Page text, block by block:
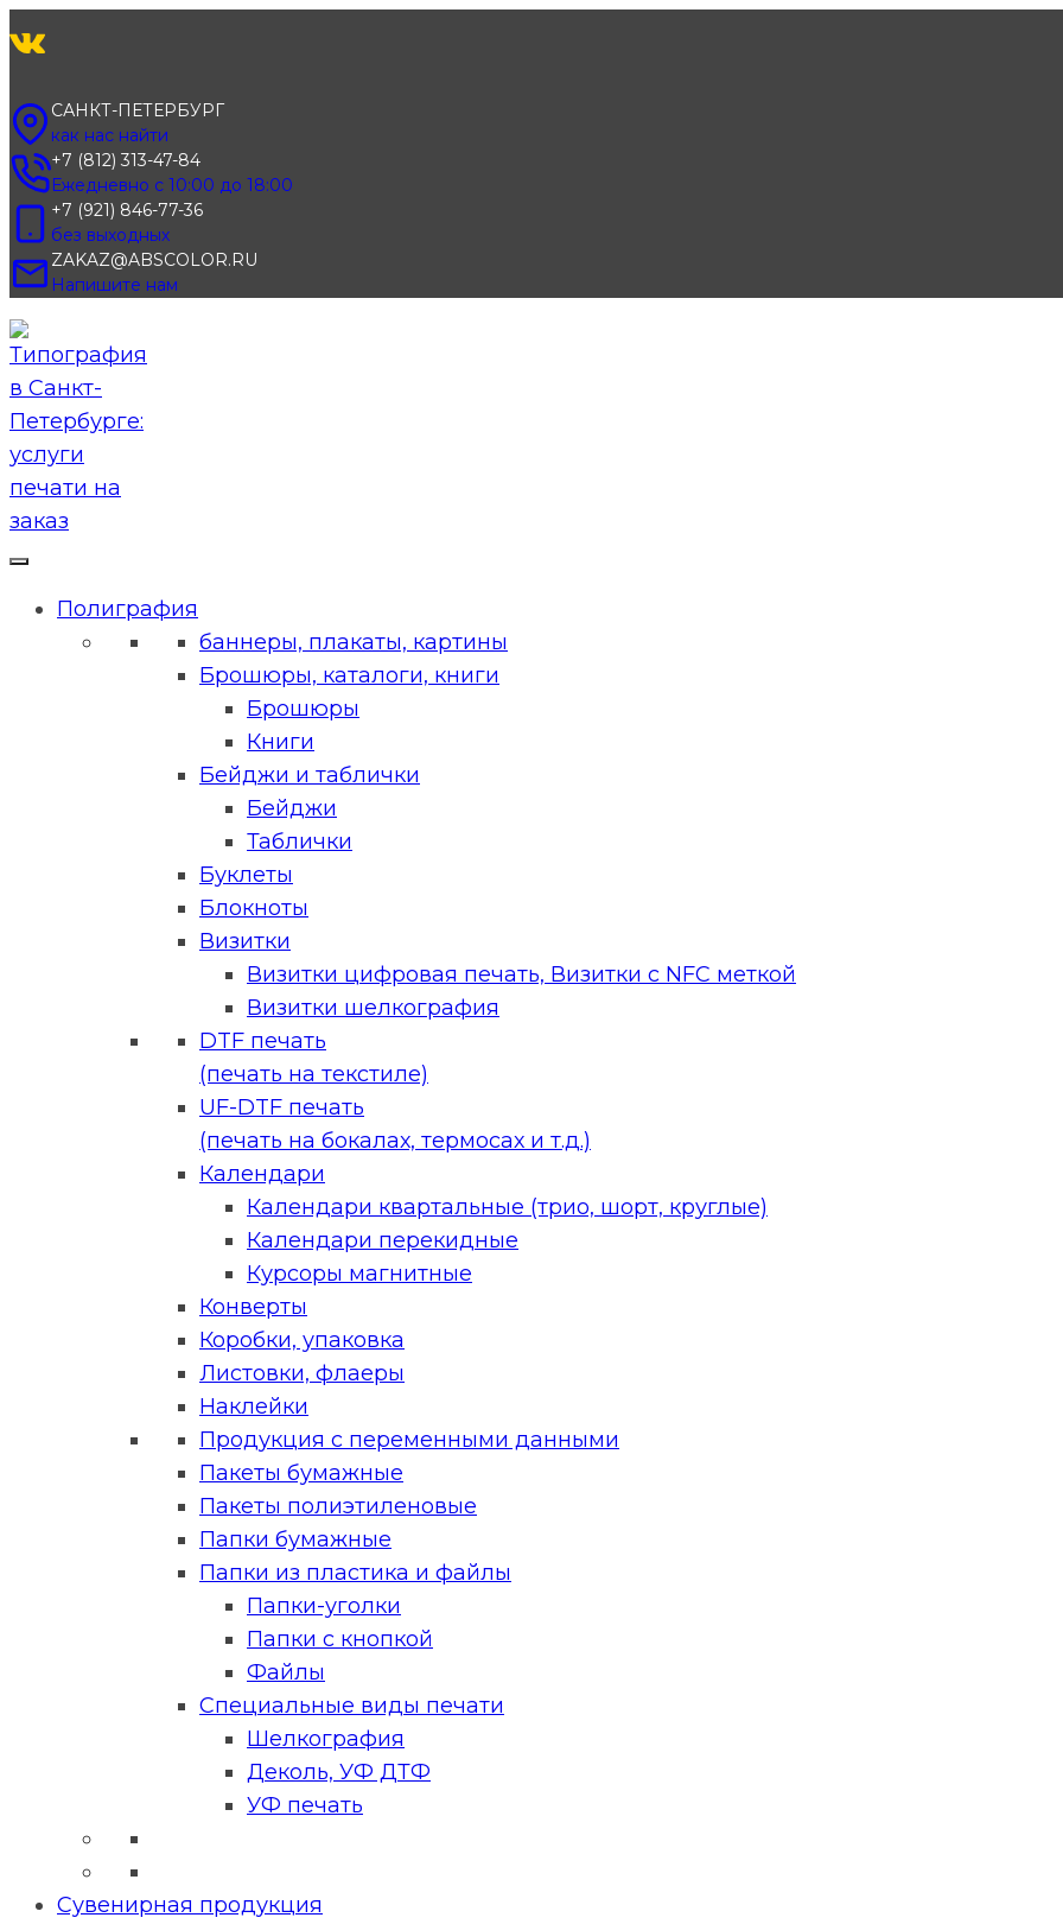
к
САНКТ-ПЕТЕРБУРГ
как нас найти
+7 (812) 313-47-84
Ежедневно с 10:00 до 18:00
+7 (921) 846-77-36
без выходных
ZAKAZ@ABSCOLOR.RU
Напишите нам
Полиграфия
баннеры, плакаты, картины
Брошюры, каталоги, книги
Брошюры
Книги
Бейджи и таблички
Бейджи
Таблички
Буклеты
Блокноты
Визитки
Визитки цифровая печать, Визитки с NFC меткой
Визитки шелкография
DTF печать
(печать на текстиле)
UF-DTF печать
(печать на бокалах, термосах и т.д.)
Календари
Календари квартальные (трио, шорт, круглые)
Календари перекидные
Курсоры магнитные
Конверты
Коробки, упаковка
Листовки, флаеры
Наклейки
Продукция с переменными данными
Пакеты бумажные
Пакеты полиэтиленовые
Папки бумажные
Папки из пластика и файлы
Папки-уголки
Папки с кнопкой
Файлы
Специальные виды печати
Шелкография
Деколь, УФ ДТФ
УФ печать
Сувенирная продукция